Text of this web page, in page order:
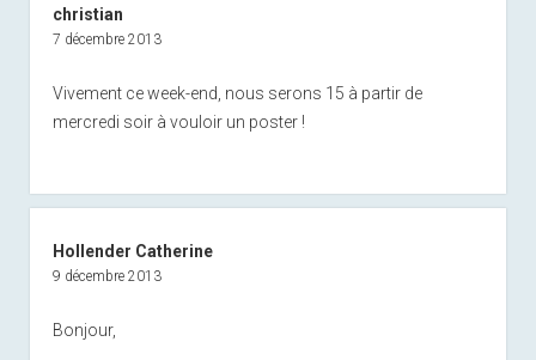
christian
7 décembre 2013
Vivement ce week-end, nous serons 15 à partir de
mercredi soir à vouloir un poster !
Hollender Catherine
9 décembre 2013
Bonjour,